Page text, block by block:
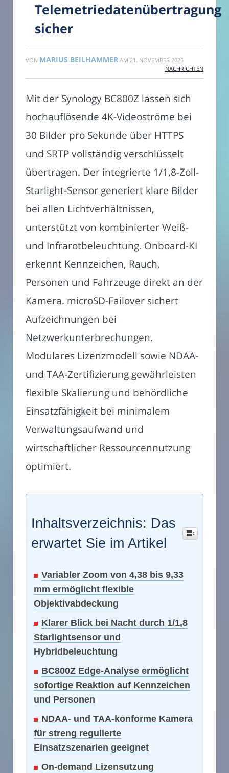
Telemetriedatenübertragung
sicher
VON MARIUS BEILHAMMER AM 21. NOVEMBER 2025
NACHRICHTEN
Mit der Synology BC800Z lassen sich
hochauflösende 4K-Videoströme bei
30 Bilder pro Sekunde über HTTPS
und SRTP vollständig verschlüsselt
übertragen. Der integrierte 1/1,8-Zoll-
Starlight-Sensor generiert klare Bilder
bei allen Lichtverhältnissen,
unterstützt von kombinierter Weiß-
und Infrarotbeleuchtung. Onboard-KI
erkennt Kennzeichen, Rauch,
Personen und Fahrzeuge direkt an der
Kamera. microSD-Failover sichert
Aufzeichnungen bei
Netzwerkunterbrechungen.
Modulares Lizenzmodell sowie NDAA-
und TAA-Zertifizierung gewährleisten
flexible Skalierung und behördliche
Einsatzfähigkeit bei minimalem
Verwaltungsaufwand und
wirtschaftlicher Ressourcennutzung
optimiert.
Inhaltsverzeichnis: Das
erwartet Sie im Artikel
Variabler Zoom von 4,38 bis 9,33
mm ermöglicht flexible
Objektivabdeckung
Klarer Blick bei Nacht durch 1/1,8
Starlightsensor und
Hybridbeleuchtung
BC800Z Edge-Analyse ermöglicht
sofortige Reaktion auf Kennzeichen
und Personen
NDAA- und TAA-konforme Kamera
für streng regulierte
Einsatzszenarien geeignet
On-demand Lizensutzung